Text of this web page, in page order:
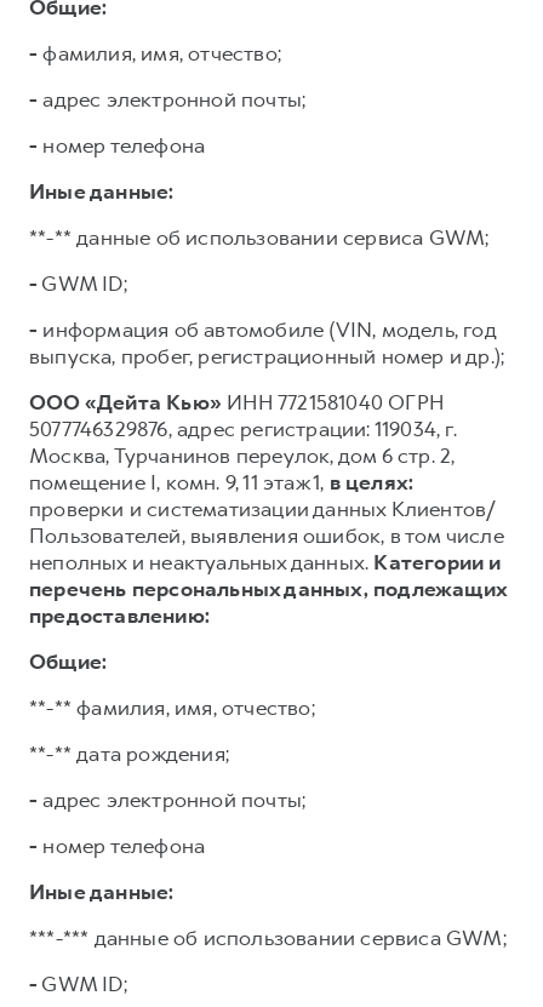
Общие:
- фамилия, имя, отчество;
- адрес электронной почты;
- номер телефона
Иные данные:
**-** данные об использовании сервиса GWM;
- GWM ID;
- информация об автомобиле (VIN, модель, год
выпуска, пробег, регистрационный номер и др.);
ООО «Дейта Кью» ИНН 7721581040 ОГРН
5077746329876, адрес регистрации: 119034, г.
Москва, Турчанинов переулок, дом 6 стр. 2,
помещение I, комн. 9, 11 этаж 1, в целях:
проверки и систематизации данных Клиентов/
Пользователей, выявления ошибок, в том числе
неполных и неактуальных данных. Категории и
перечень персональных данных, подлежащих
предоставлению:
Общие:
**-** фамилия, имя, отчество;
**-** дата рождения;
- адрес электронной почты;
- номер телефона
Иные данные:
***-*** данные об использовании сервиса GWM;
- GWM ID;